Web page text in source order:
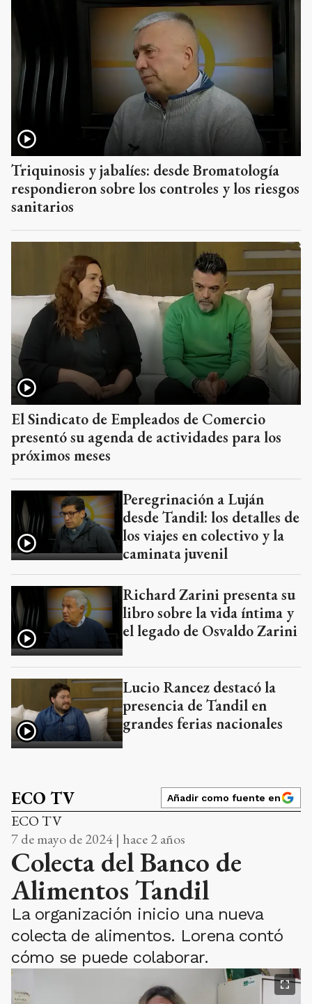
Triquinosis y jabalíes: desde Bromatología
respondieron sobre los controles y los riesgos
sanitarios
El Sindicato de Empleados de Comercio
presentó su agenda de actividades para los
próximos meses
Peregrinación a Luján
desde Tandil: los detalles de
los viajes en colectivo y la
caminata juvenil
Richard Zarini presenta su
libro sobre la vida íntima y
el legado de Osvaldo Zarini
Lucio Rancez destacó la
presencia de Tandil en
grandes ferias nacionales
ECO TV Añadir como fuente en
ECO TV
7 de mayo de 2024 | hace 2 años
Colecta del Banco de
Alimentos Tandil
La organización inicio una nueva
colecta de alimentos. Lorena contó
cómo se puede colaborar.